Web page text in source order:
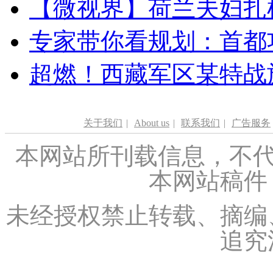
【微视界】荷兰夫妇
专家带你看规划：首
超燃！西藏军区某特
关于我们 | About us | 联系我们 | 广告服务
本网站所刊载信息，不
本网站稿
未经授权禁止转载、摘
追